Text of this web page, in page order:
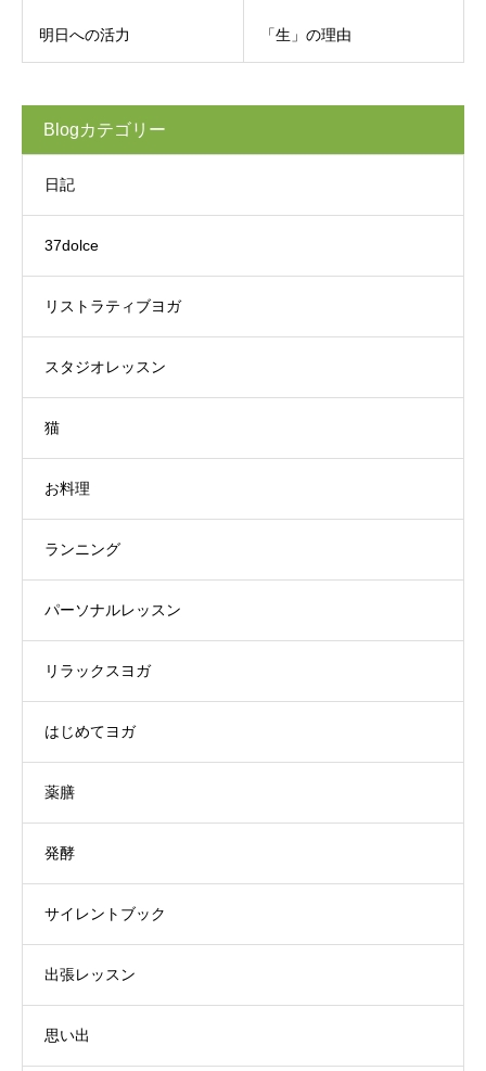
明日への活力 「生」の理由
Blogカテゴリー
日記
37dolce
リストラティブヨガ
スタジオレッスン
猫
お料理
ランニング
パーソナルレッスン
リラックスヨガ
はじめてヨガ
薬膳
発酵
サイレントブック
出張レッスン
思い出